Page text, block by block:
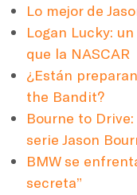
Lo mejor de
Logan Lucky:
que la NASCAR
¿Están
the Bandit?
Bourne to
serie Jason
BMW se
secreta”